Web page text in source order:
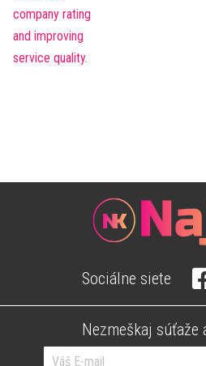
Sociálne siete
Nezmeškaj súťaže